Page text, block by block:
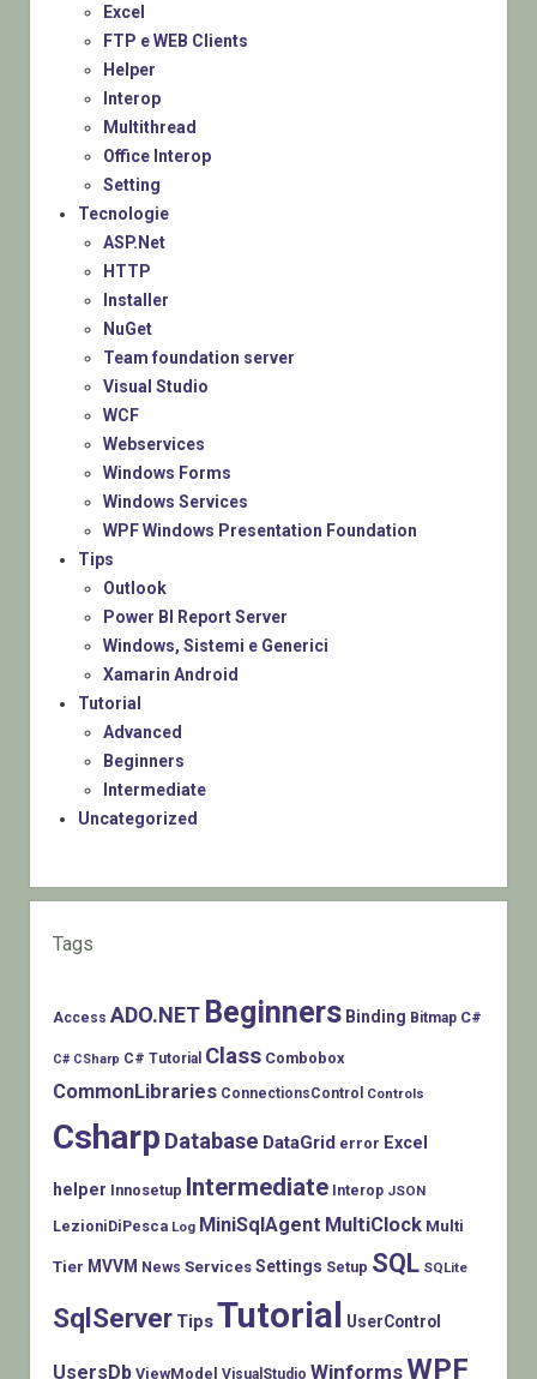
Excel
FTP e WEB Clients
Helper
Interop
Multithread
Office Interop
Setting
Tecnologie
ASP.Net
HTTP
Installer
NuGet
Team foundation server
Visual Studio
WCF
Webservices
Windows Forms
Windows Services
WPF Windows Presentation Foundation
Tips
Outlook
Power BI Report Server
Windows, Sistemi e Generici
Xamarin Android
Tutorial
Advanced
Beginners
Intermediate
Uncategorized
Tags
Access ADO.NET Beginners Binding Bitmap C#
C# CSharp C# Tutorial Class Combobox
CommonLibraries ConnectionsControl Controls
Csharp Database DataGrid error Excel
helper Innosetup Intermediate Interop JSON
LezioniDiPesca Log MiniSqlAgent MultiClock Multi
Tier MVVM News Services Settings Setup SQL SQLite
SqlServer TipsTutorial UserControl
UsersDb ViewModel VisualStudio WinformsWPF